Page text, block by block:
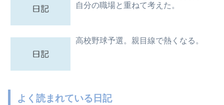
自分の職場と重ねて考えた。
高校野球予選。親目線で熱くなる。
よく読まれている日記